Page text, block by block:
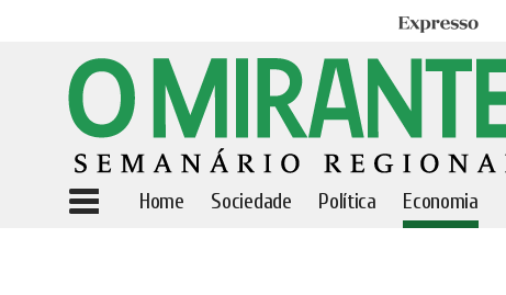
Expresso
Home Sociedade Política Economia